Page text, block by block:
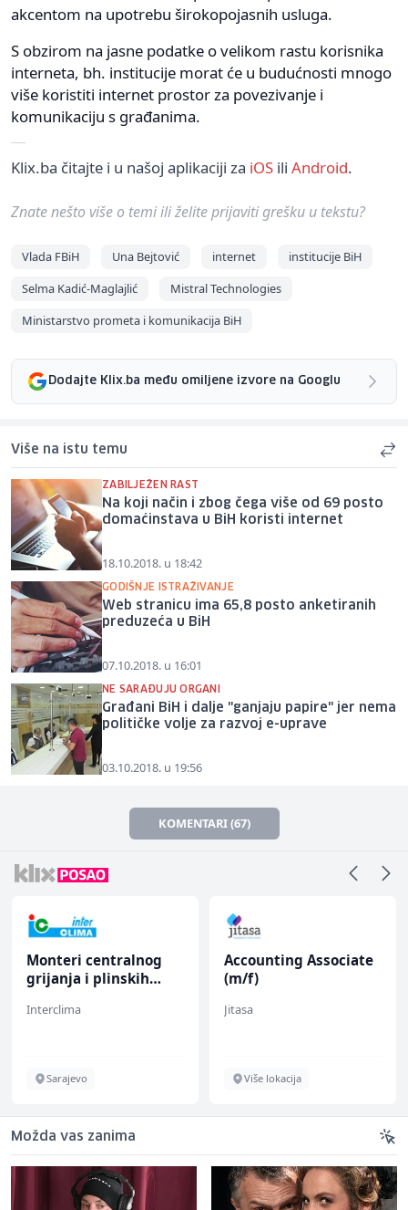
akcentom na upotrebu širokopojasnih usluga.
S obzirom na jasne podatke o velikom rastu korisnika
interneta, bh. institucije morat će u budućnosti mnogo
više koristiti internet prostor za povezivanje i
komunikaciju s građanima.
Klix.ba čitajte i u našoj aplikaciji za iOS ili Android.
Znate nešto više o temi ili želite prijaviti grešku u tekstu?
Vlada FBiH Una Bejtović internet
institucije BiH
Selma Kadić-Maglajlić
Mistral Technologies
Ministarstvo prometa i komunikacija BiH
Dodajte Klix.ba među omiljene izvore na Googlu
Više na istu temu
ZABILJEŽEN RAST
Na koji način i zbog čega više od 69 posto
domaćinstava u BiH koristi internet
18.10.2018. u 18:42
GODIŠNJE ISTRAŽIVANJE
Web stranicu ima 65,8 posto anketiranih
preduzeća u BiH
07.10.2018. u 16:01
NE SARAĐUJU ORGANI
Građani BiH i dalje "ganjaju papire" jer nema
političke volje za razvoj e-uprave
03.10.2018. u 19:56
KOMENTARI (67)
Monteri centralnog
grijanja i plinskih
Interclima
Sarajevo
Accounting Associate
(m/f)
Jitasa
Više lokacija
Možda vas zanima